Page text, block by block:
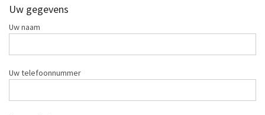
Uw gegevens
Uw naam
Uw telefoonnummer